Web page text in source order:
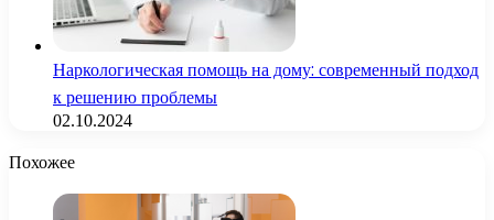
Наркологическая помощь на дому: современный подход
к решению проблемы
02.10.2024
Похожее